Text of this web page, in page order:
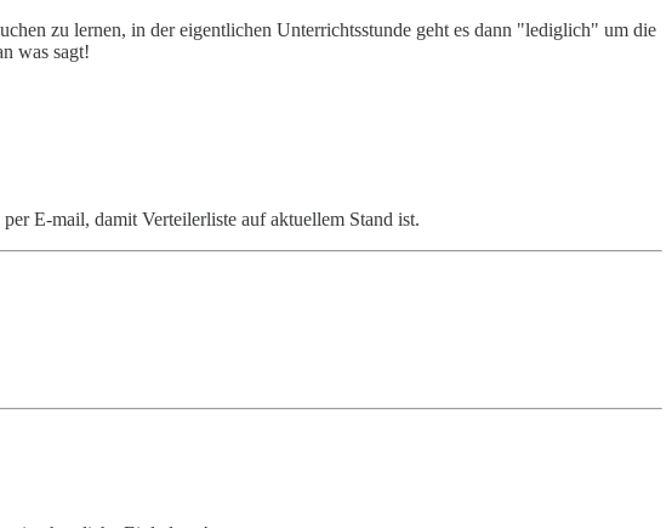
zu lernen, in der eigentlichen Unterrichtsstunde geht es dann "lediglich" um die
was sagt!
E-mail, damit Verteilerliste auf aktuellem Stand ist.